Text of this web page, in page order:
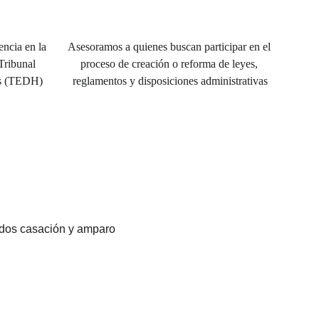
en la
(TEDH)
Asesoramos a quienes buscan participar en el
proceso de creación o reforma de leyes,
reglamentos y disposiciones administrativas